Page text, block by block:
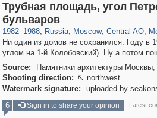
Трубная площадь, угол
бульваров
1982–1988, Russia
1,405,774
, Moscow
319,716
, Central AO,
Ни один из домов не сохранился. Году в
углом на 1-й Колобовский). Ну а потом
Source:
Памятники архитектуры
Shooting direction:  northwest
Watermark signature:
uploaded by
6
Sign in to share your opinion Latest